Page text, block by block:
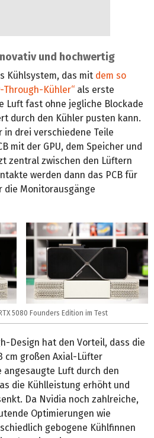
und hochwertig
Kühlsystem, das mit dem so
Through-Kühler“ als erste
Luft fast ohne jegliche Blockade
durch den Kühler pusten kann.
in drei verschiedene Teile
mit der GPU, dem Speicher und
zentral zwischen den Lüftern
werden dann das PCB für
die Monitorausgänge
5080 Founders Edition im Test
Design hat den Vorteil, dass die
cm großen Axial-Lüfter
Luft durch den
die Kühlleistung erhöht und
Da Nvidia noch zahlreiche,
Optimierungen wie
gebogene Kühlfinnen